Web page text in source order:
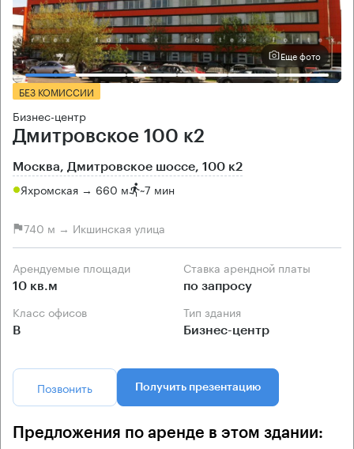
Еще фото
БЕЗ КОМИССИИ
Бизнес-центр
Дмитровское 100 к2
Москва, Дмитровское шоссе, 100 к2
Яхромская → 660 м ~7 мин
740 м → Икшинская улица
Арендуемые площади
10 кв.м
Ставка арендной платы
по запросу
Класс офисов
B
Тип здания
Бизнес-центр
Позвонить Получить презентацию
Предложения по аренде в этом здании: